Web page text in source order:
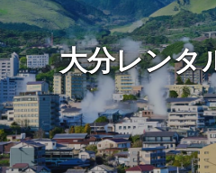
大分レンタ